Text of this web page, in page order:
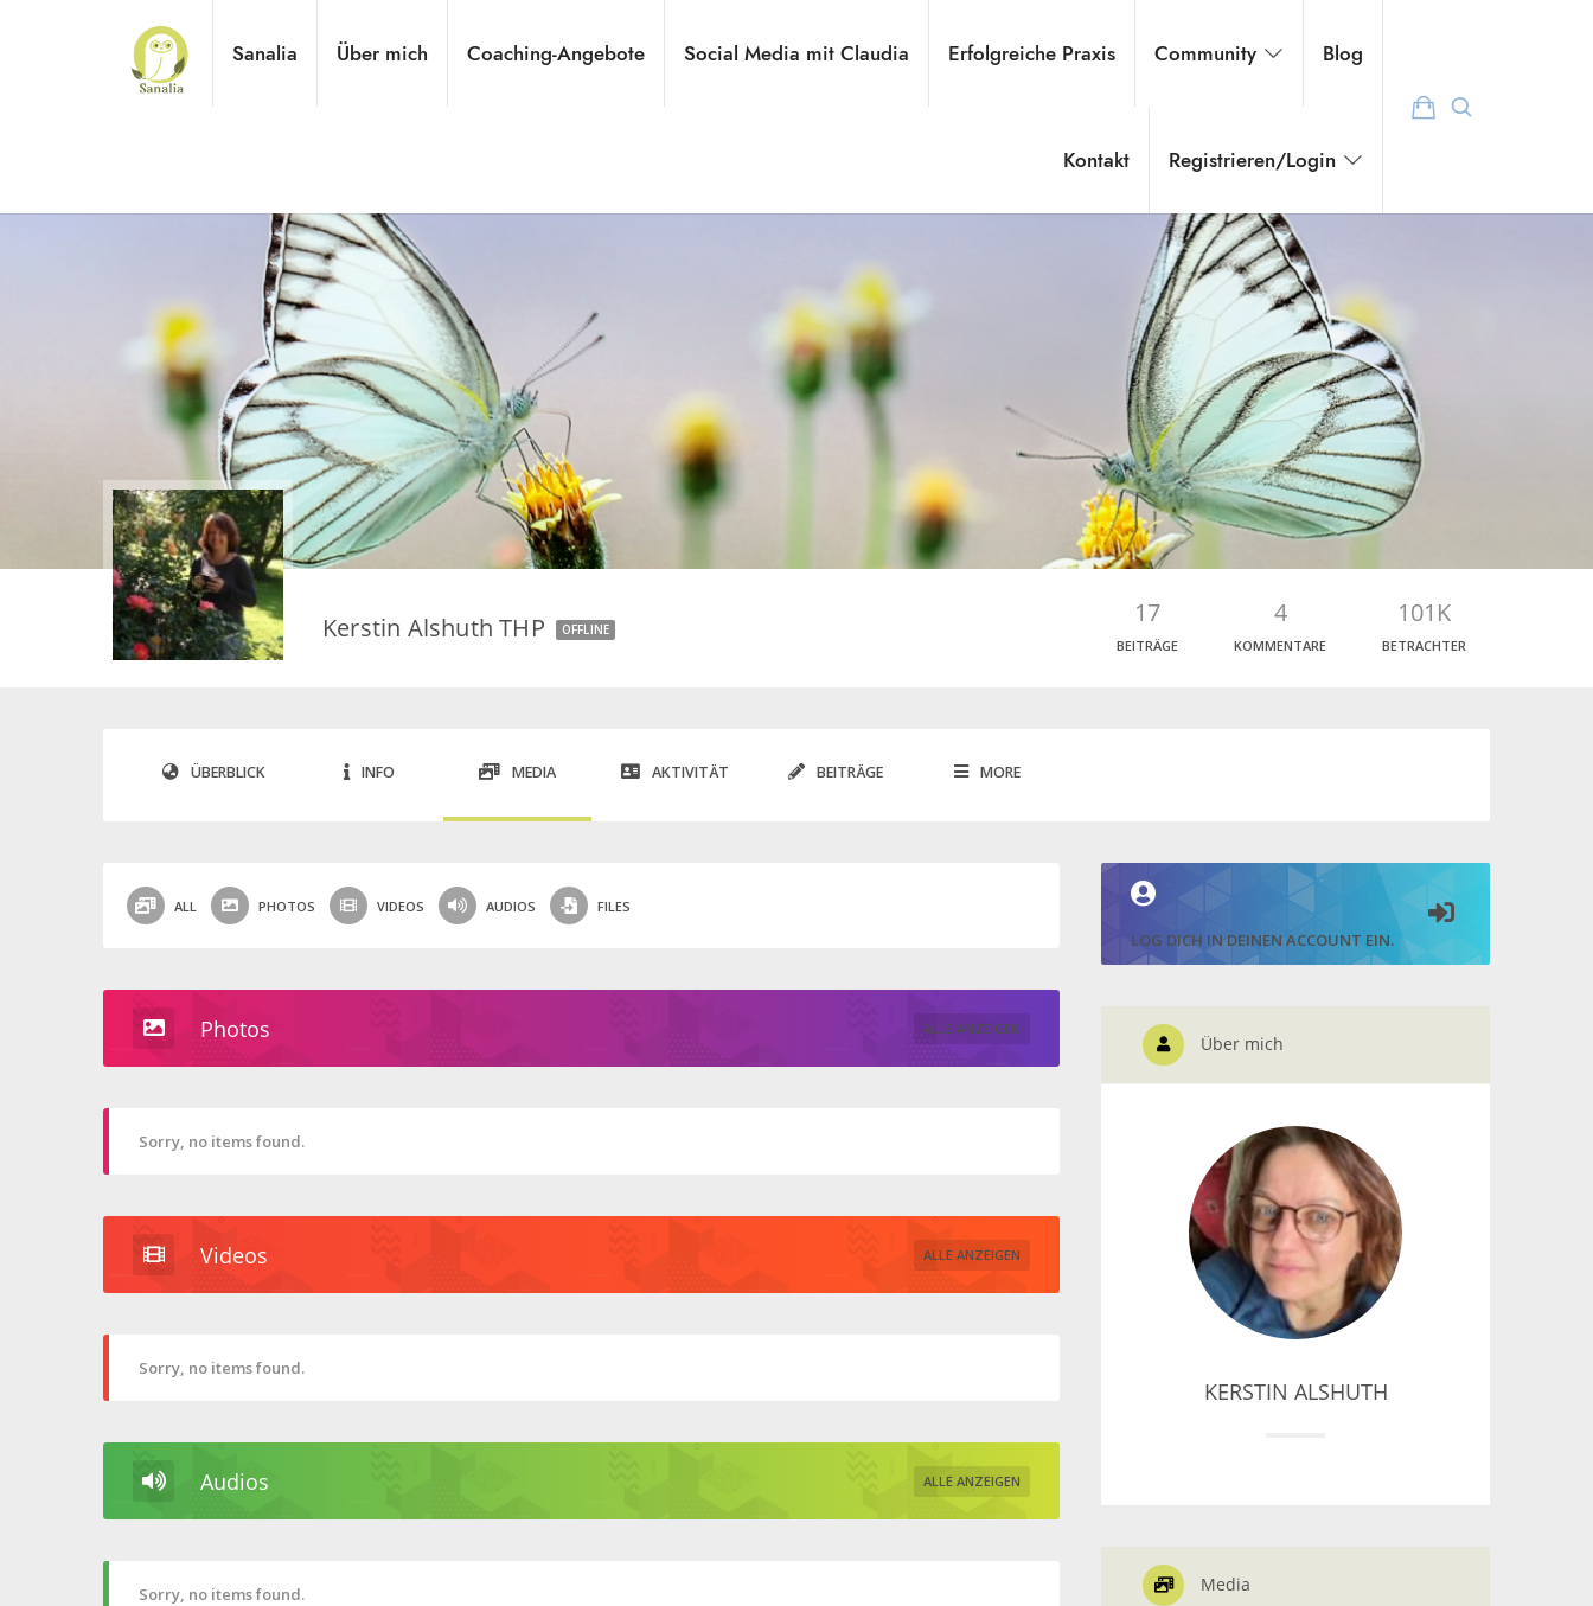
Sanalia Über mich Coaching-Angebote Social Media mit Claudia Erfolgreiche Praxis Community Blog
Kontakt Registrieren/Login
Kerstin Alshuth THP OFFLINE
17
BEITRÄGE
4
KOMMENTARE
101K
BETRACHTER
ÜBERBLICK INFO MEDIA AKTIVITÄT BEITRÄGE MORE
ALL PHOTOS VIDEOS AUDIOS FILES
Photos ALLE ANZEIGEN
Sorry, no items found.
Videos ALLE ANZEIGEN
Sorry, no items found.
Audios ALLE ANZEIGEN
Sorry, no items found.
LOG DICH IN DEINEN ACCOUNT EIN.
Über mich
KERSTIN ALSHUTH
Media